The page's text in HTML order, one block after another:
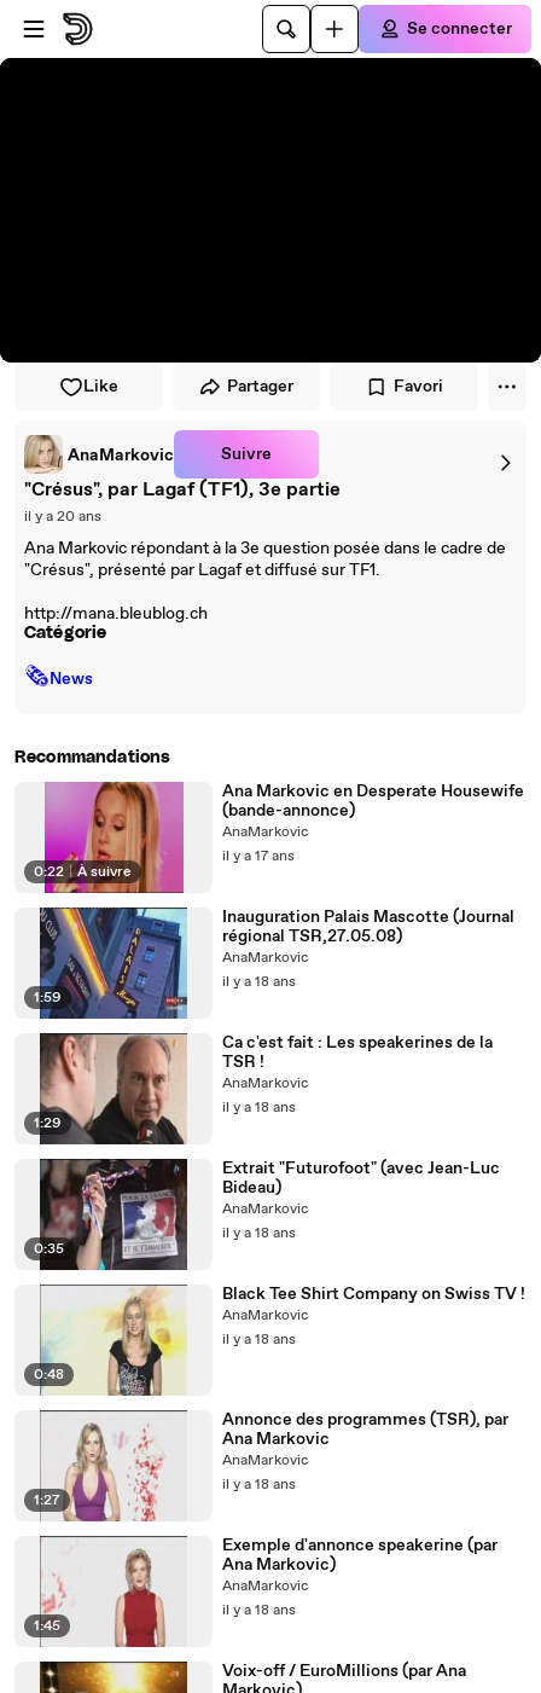
Passer au player
Passer au contenu principal
Se connecter
Like Partager Favori
AnaMarkovic Suivre
"Crésus", par Lagaf (TF1), 3e partie
il y a 20 ans
Ana Markovic répondant à la 3e question posée dans le cadre de
"Crésus", présenté par Lagaf et diffusé sur TF1.
http://mana.bleublog.ch
Catégorie
🗞News
Recommandations
0:22 | À suivre
Ana Markovic en Desperate Housewife
(bande-annonce)
AnaMarkovic
il y a 17 ans
1:59
Inauguration Palais Mascotte (Journal
régional TSR,27.05.08)
AnaMarkovic
il y a 18 ans
1:29
Ca c'est fait : Les speakerines de la
TSR !
AnaMarkovic
il y a 18 ans
0:35
Extrait "Futurofoot" (avec Jean-Luc
Bideau)
AnaMarkovic
il y a 18 ans
0:48
Black Tee Shirt Company on Swiss TV !
AnaMarkovic
il y a 18 ans
1:27
Annonce des programmes (TSR), par
Ana Markovic
AnaMarkovic
il y a 18 ans
1:45
Exemple d'annonce speakerine (par
Ana Markovic)
AnaMarkovic
il y a 18 ans
Voix-off / EuroMillions (par Ana